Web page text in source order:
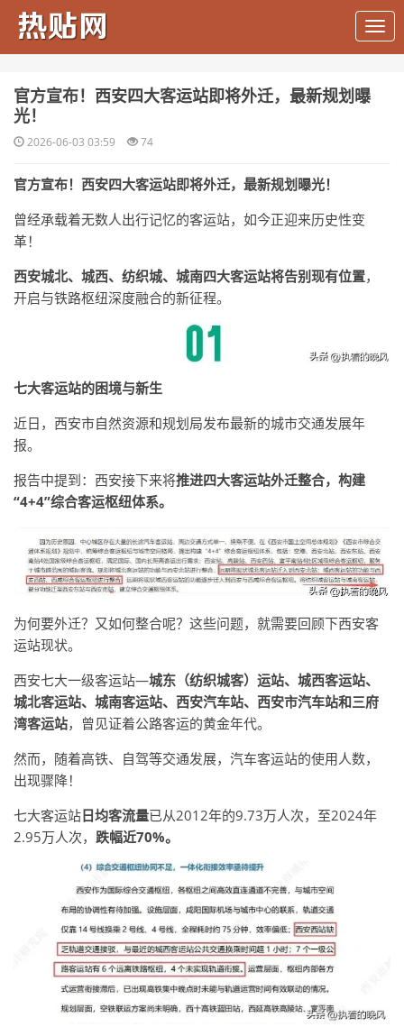
​官方宣布！西安四大客运站即将外迁，最新规划曝
光！
2026-06-03 03:59 74
官方宣布！西安四大客运站即将外迁，最新规划曝光！
曾经承载着无数人出行记忆的客运站，如今正迎来历史性变
革！
西安城北、城西、纺织城、城南四大客运站将告别现有位置，
开启与铁路枢纽深度融合的新征程。
七大客运站的困境与新生
近日，西安市自然资源和规划局发布最新的城市交通发展年
报。
报告中提到：西安接下来将推进四大客运站外迁整合，构建
“4+4”综合客运枢纽体系。
为何要外迁？又如何整合呢？这些问题，就需要回顾下西安客
运站现状。
西安七大一级客运站—城东（纺织城客）运站、城西客运站、
城北客运站、城南客运站、西安汽车站、西安市汽车站和三府
湾客运站，曾见证着公路客运的黄金年代。
然而，随着高铁、自驾等交通发展，汽车客运站的使用人数，
出现骤降！
七大客运站日均客流量已从2012年的9.73万人次，至2024年
2.95万人次， 跌幅近70%。